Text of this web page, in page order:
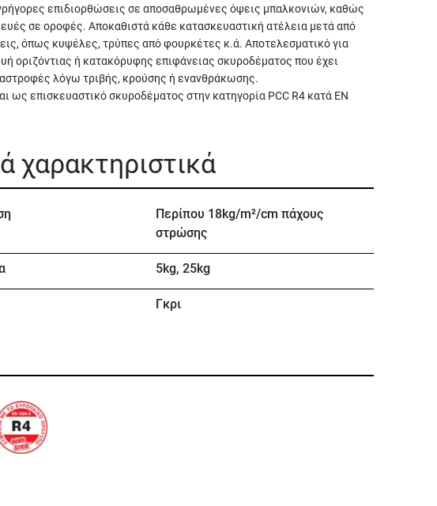
γρήγορες επιδιορθώσεις σε αποσαθρωμένες όψεις μπαλκονιών, καθώς
σε οροφές. Αποκαθιστά κάθε κατασκευαστική ατέλεια μετά από
όπως κυψέλες, τρύπες από φουρκέτες κ.ά. Αποτελεσματικό για
οριζόντιας ή κατακόρυφης επιφάνειας σκυροδέματος που έχει
λόγω τριβής, κρούσης ή ενανθράκωσης.
ως επισκευαστικό σκυροδέματος στην κατηγορία PCC R4 κατά EN
χαρακτηριστικά
Περίπου 18kg/m²/cm πάχους
στρώσης
5kg, 25kg
Γκρι